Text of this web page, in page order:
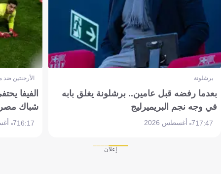
برشلونة
بعدما رفضه قبل عامين.. برشلونة يغلق بابه
في وجه نجم البريميرليج
17:477 أغسطس 2026
الأرجنتين
الفيفا
شباك
16:177 أغسطس 2026
إعلان